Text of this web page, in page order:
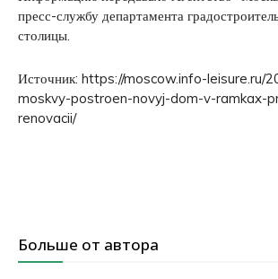
пресс-службу департамента
столицы.
Источник: https://moscow.info-leisure.ru/
moskvy-postroen-novyj-dom-v-ramkax-
renovacii/
Больше от автора